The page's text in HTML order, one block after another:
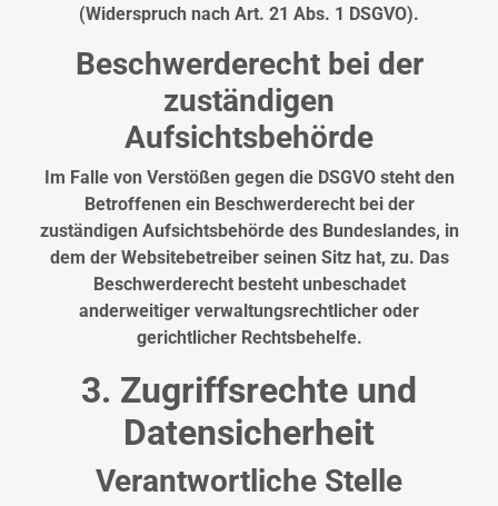
(Widerspruch nach Art. 21 Abs. 1 DSGVO).
Beschwerderecht bei der
zuständigen
Aufsichtsbehörde
Im Falle von Verstößen gegen die DSGVO steht den
Betroffenen ein Beschwerderecht bei der
zuständigen Aufsichtsbehörde des Bundeslandes, in
dem der Websitebetreiber seinen Sitz hat, zu. Das
Beschwerderecht besteht unbeschadet
anderweitiger verwaltungsrechtlicher oder
gerichtlicher Rechtsbehelfe.
3. Zugriffsrechte und
Datensicherheit
Verantwortliche Stelle